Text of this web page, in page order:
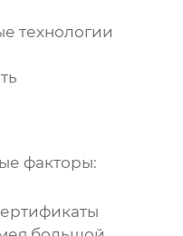
технологии
факторы: